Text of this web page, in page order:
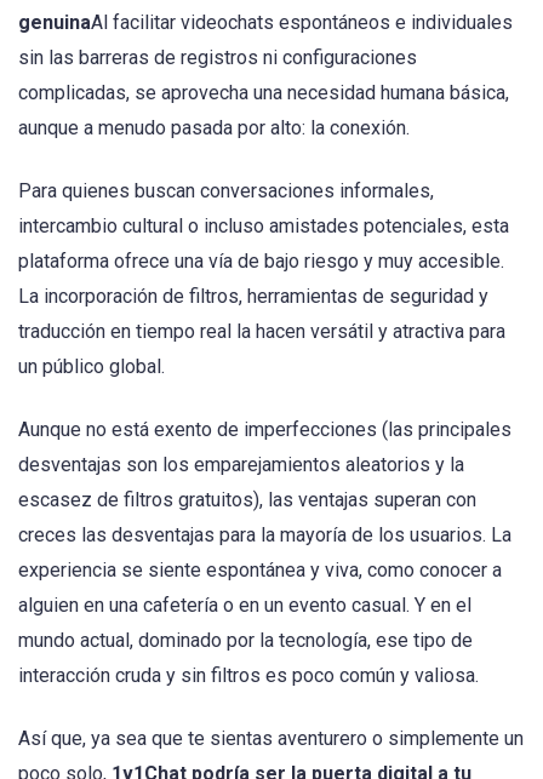
genuinaAl facilitar videochats espontáneos e individuales
sin las barreras de registros ni configuraciones
complicadas, se aprovecha una necesidad humana básica,
aunque a menudo pasada por alto: la conexión.
Para quienes buscan conversaciones informales,
intercambio cultural o incluso amistades potenciales, esta
plataforma ofrece una vía de bajo riesgo y muy accesible.
La incorporación de filtros, herramientas de seguridad y
traducción en tiempo real la hacen versátil y atractiva para
un público global.
Aunque no está exento de imperfecciones (las principales
desventajas son los emparejamientos aleatorios y la
escasez de filtros gratuitos), las ventajas superan con
creces las desventajas para la mayoría de los usuarios. La
experiencia se siente espontánea y viva, como conocer a
alguien en una cafetería o en un evento casual. Y en el
mundo actual, dominado por la tecnología, ese tipo de
interacción cruda y sin filtros es poco común y valiosa.
Así que, ya sea que te sientas aventurero o simplemente un
poco solo, 1v1Chat podría ser la puerta digital a tu